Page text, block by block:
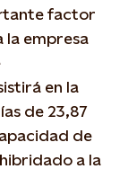
factor
la empresa
en la
de 23,87
de
a la